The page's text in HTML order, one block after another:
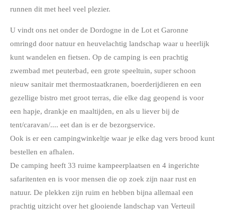
runnen dit met heel veel plezier.
U vindt ons net onder de Dordogne in de Lot et Garonne
omringd door natuur en heuvelachtig landschap waar u heerlijk
kunt wandelen en fietsen. Op de camping is een prachtig
zwembad met peuterbad, een grote speeltuin, super schoon
nieuw sanitair met thermostaatkranen, boerderijdieren en een
gezellige bistro met groot terras, die elke dag geopend is voor
een hapje, drankje en maaltijden, en als u liever bij de
tent/caravan/.... eet dan is er de bezorgservice.
Ook is er een campingwinkeltje waar je elke dag vers brood kunt
bestellen en afhalen.
De camping heeft 33 ruime kampeerplaatsen en 4 ingerichte
safaritenten en is voor mensen die op zoek zijn naar rust en
natuur. De plekken zijn ruim en hebben bijna allemaal een
prachtig uitzicht over het glooiende landschap van Verteuil